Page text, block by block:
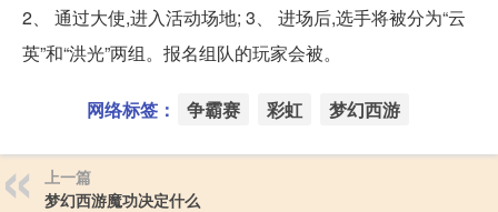
2、 通过大使,进入活动场地; 3、 进场后,选手将被分为“云
英”和“洪光”两组。报名组队的玩家会被。
网络标签： 争霸赛 彩虹 梦幻西游
上一篇
梦幻西游魔功决定什么